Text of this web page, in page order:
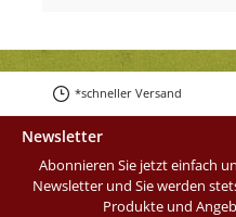
*schneller Versand
Newsletter
Abonnieren Sie jetzt einfach
Newsletter und Sie werden
Produkte und